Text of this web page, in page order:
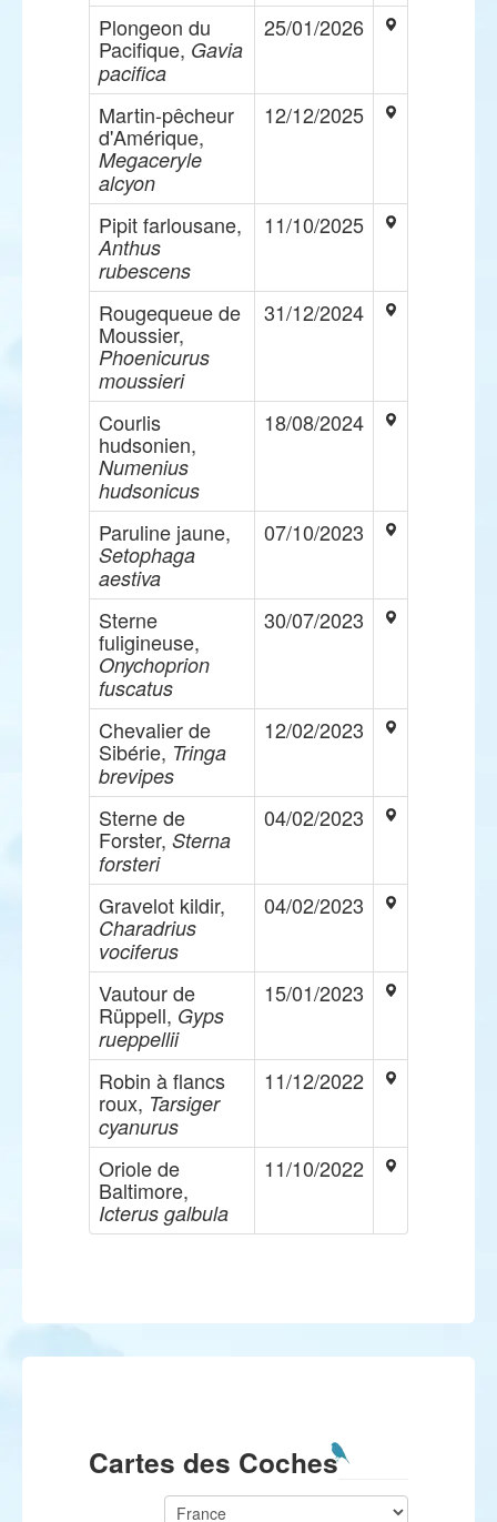
Plongeon du
Pacifique, Gavia
pacifica
25/01/2026
Martin-pêcheur
d'Amérique,
Megaceryle
alcyon
12/12/2025
Pipit farlousane,
Anthus
rubescens
11/10/2025
Rougequeue de
Moussier,
Phoenicurus
moussieri
31/12/2024
Courlis
hudsonien,
Numenius
hudsonicus
18/08/2024
Paruline jaune,
Setophaga
aestiva
07/10/2023
Sterne
fuligineuse,
Onychoprion
fuscatus
30/07/2023
Chevalier de
Sibérie, Tringa
brevipes
12/02/2023
Sterne de
Forster, Sterna
forsteri
04/02/2023
Gravelot kildir,
Charadrius
vociferus
04/02/2023
Vautour de
Rüppell, Gyps
rueppellii
15/01/2023
Robin à flancs
roux, Tarsiger
cyanurus
11/12/2022
Oriole de
Baltimore,
Icterus galbula
11/10/2022
Cartes des Coches